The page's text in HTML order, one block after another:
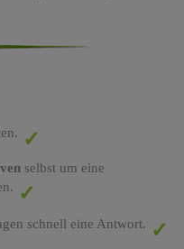
selbst um eine
schnell eine Antwort.